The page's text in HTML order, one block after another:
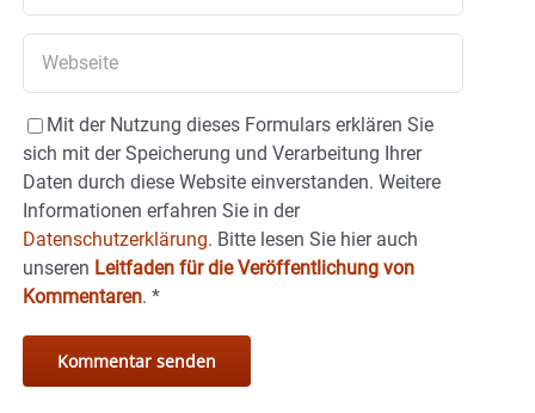
Mit der Nutzung dieses Formulars erklären Sie
sich mit der Speicherung und Verarbeitung Ihrer
Daten durch diese Website einverstanden. Weitere
Informationen erfahren Sie in der
Datenschutzerklärung. Bitte lesen Sie hier auch
unseren Leitfaden für die Veröffentlichung von
Kommentaren. *